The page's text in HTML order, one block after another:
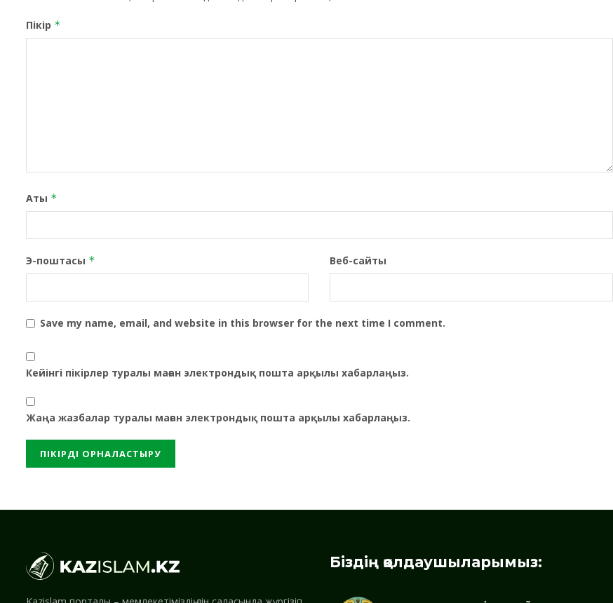
Пікір *
Аты *
Э-поштасы * Веб-сайты
Save my name, email, and website in this browser for the next time I comment.
Кейінгі пікірлер туралы маған электрондық пошта арқылы хабарлаңыз.
Жаңа жазбалар туралы маған электрондық пошта арқылы хабарлаңыз.
Біздің қолдаушыларымыз: